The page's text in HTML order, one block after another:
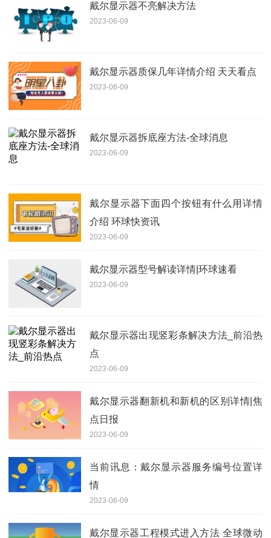
戴尔显示器不亮解决方法
2023-06-09
戴尔显示器质保几年详情介绍 天天看点
2023-06-09
戴尔显示器拆底座方法-全球消息
2023-06-09
戴尔显示器下面四个按钮有什么用详情
介绍 环球快资讯
2023-06-09
戴尔显示器型号解读详情|环球速看
2023-06-09
戴尔显示器出现竖彩条解决方法_前沿热
点
2023-06-09
戴尔显示器翻新机和新机的区别详情|焦
点日报
2023-06-09
当前讯息：戴尔显示器服务编号位置详
情
2023-06-09
戴尔显示器工程模式进入方法 全球微动